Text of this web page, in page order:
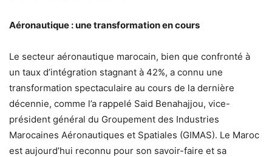
Aéronautique : une transformation en cours
Le secteur aéronautique marocain, bien que confronté à
un taux d’intégration stagnant à 42%, a connu une
transformation spectaculaire au cours de la dernière
décennie, comme l’a rappelé Said Benahajjou, vice-
président général du Groupement des Industries
Marocaines Aéronautiques et Spatiales (GIMAS). Le Maroc
est aujourd’hui reconnu pour son savoir-faire et sa